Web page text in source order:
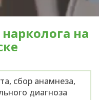
на
сбор анамнеза,
диагноза